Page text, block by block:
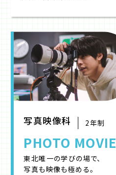
写真映像科 2年制
PHOTO MOVIE
東北唯一の学びの場で、
写真も映像も極める。